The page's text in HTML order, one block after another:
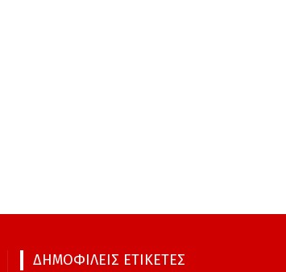
ΔΗΜΟΦΙΛΕΙΣ ΕΤΙΚΕΤΕΣ